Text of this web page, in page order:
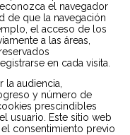
el navegador
de que la navegación
el acceso de los
a las áreas,
en cada visita.
audiencia,
y número de
prescindibles
usuario. Este sitio web
consentimiento previo